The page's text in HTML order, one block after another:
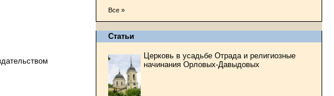
Все »
Статьи
Церковь в усадьбе Отрада и религиозные
начинания Орловых-Давыдовых